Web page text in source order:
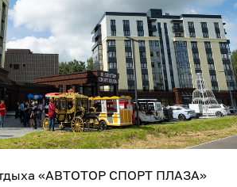
«АВТОТОР СПОРТ ПЛАЗА»